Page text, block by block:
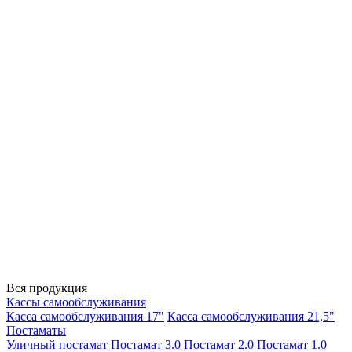
Вся продукция
Кассы самообслуживания
Касса самообслуживания 17" Касса самообслуживания 21,5"
Постаматы
Уличный постамат Постамат 3.0 Постамат 2.0 Постамат 1.0